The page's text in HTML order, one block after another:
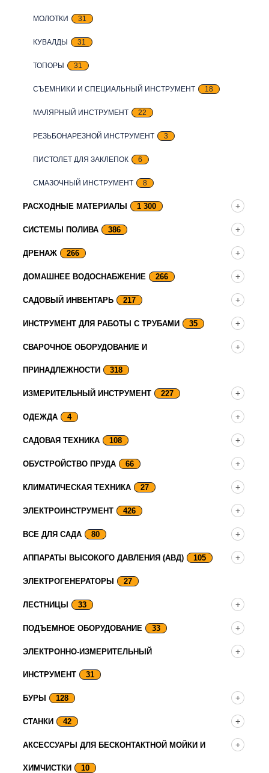
МОЛОТКИ 31
КУВАЛДЫ 31
ТОПОРЫ 31
СЪЕМНИКИ И СПЕЦИАЛЬНЫЙ ИНСТРУМЕНТ 18
МАЛЯРНЫЙ ИНСТРУМЕНТ 22
РЕЗЬБОНАРЕЗНОЙ ИНСТРУМЕНТ 3
ПИСТОЛЕТ ДЛЯ ЗАКЛЕПОК 6
СМАЗОЧНЫЙ ИНСТРУМЕНТ 8
РАСХОДНЫЕ МАТЕРИАЛЫ 1 300
СИСТЕМЫ ПОЛИВА 386
ДРЕНАЖ 266
ДОМАШНЕЕ ВОДОСНАБЖЕНИЕ 266
САДОВЫЙ ИНВЕНТАРЬ 217
ИНСТРУМЕНТ ДЛЯ РАБОТЫ С ТРУБАМИ 35
СВАРОЧНОЕ ОБОРУДОВАНИЕ И
ПРИНАДЛЕЖНОСТИ 318
ИЗМЕРИТЕЛЬНЫЙ ИНСТРУМЕНТ 227
ОДЕЖДА 4
САДОВАЯ ТЕХНИКА 108
ОБУСТРОЙСТВО ПРУДА 66
КЛИМАТИЧЕСКАЯ ТЕХНИКА 27
ЭЛЕКТРОИНСТРУМЕНТ 426
ВСЕ ДЛЯ САДА 80
АППАРАТЫ ВЫСОКОГО ДАВЛЕНИЯ (АВД) 105
ЭЛЕКТРОГЕНЕРАТОРЫ 27
ЛЕСТНИЦЫ 33
ПОДЪЕМНОЕ ОБОРУДОВАНИЕ 33
ЭЛЕКТРОННО-ИЗМЕРИТЕЛЬНЫЙ
ИНСТРУМЕНТ 31
БУРЫ 128
СТАНКИ 42
АКСЕССУАРЫ ДЛЯ БЕСКОНТАКТНОЙ МОЙКИ И
ХИМЧИСТКИ 10